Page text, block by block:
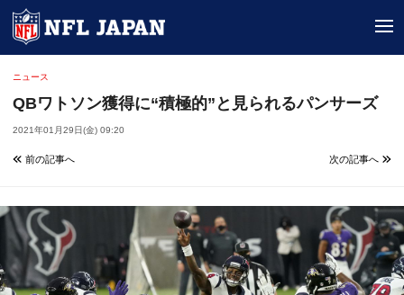
ニュース
QBワトソン獲得に“積極的”と見られるパンサーズ
2021年01月29日(金) 09:20
前の記事へ 次の記事へ